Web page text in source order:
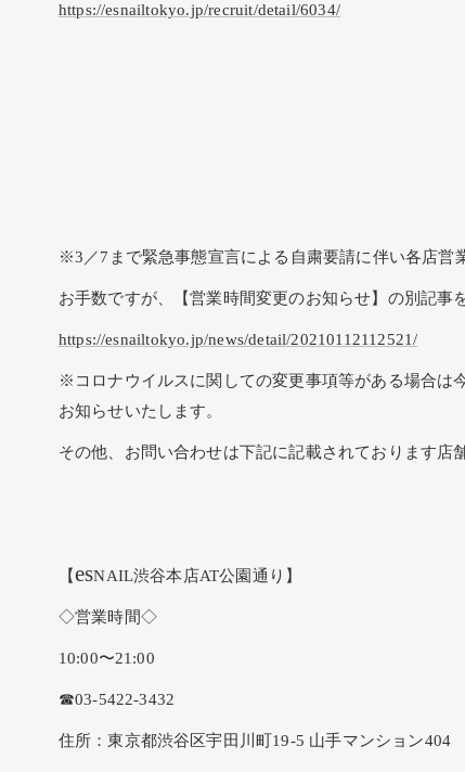
https://esnailtokyo.jp/recruit/detail/6034/
※3／7まで緊急事態宣言による自粛要請に伴い各店営
お手数ですが、【営業時間変更のお知らせ】の別記事
https://esnailtokyo.jp/news/detail/20210112112521/
※コロナウイルスに関しての変更事項等がある場合は
お知らせいたします。
その他、お問い合わせは下記に記載されております店
【esNAIL渋谷本店AT公園通り】
◇営業時間◇
10:00〜21:00
☎︎03-5422-3432
住所：東京都渋谷区宇田川町19-5 山手マンション404